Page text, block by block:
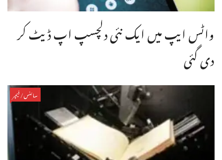
واٹس ایپ میں ایک نئی دلچسپ اپ ڈیٹ کر
دی گئی
سائنس/فیچر